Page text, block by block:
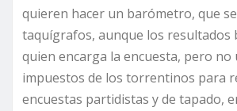
quieren hacer un barómetro, que
taquígrafos, aunque los resultados
quien encarga la encuesta, pero no
impuestos de los torrentinos para
encuestas partidistas y de tapado,